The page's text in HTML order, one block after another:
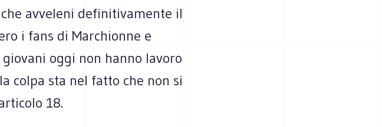
avveleni definitivamente il
i fans di Marchionne e
oggi non hanno lavoro
colpa sta nel fatto che non si
18.